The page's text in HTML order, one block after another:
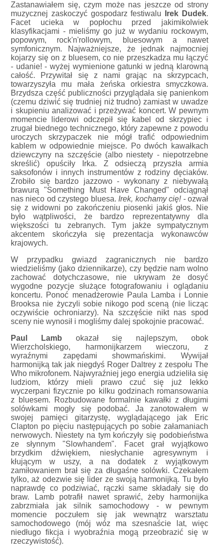
Zastanawiałem się, czym może nas jeszcze od strony
muzycznej zaskoczyć gospodarz festiwalu
Irek Dudek.
Facet ucieka w popłochu przed jakimikolwiek
klasyfikacjami - mieliśmy go już w wydaniu rockowym,
popowym, rock'n'rollowym, bluesowym a nawet
symfonicznym. Najważniejsze, że jednak najmocniej
kojarzy się on z bluesem, co nie przeszkadza mu łączyć
- udanie! - wyżej wymienione gatunki w jedną klarowną
całość. Przywitał się z nami grając na skrzypcach,
towarzyszyła mu mała żeńska orkiestra smyczkowa.
Brzydsza część publiczności przyglądała się panienkom
(czemu dziwić się trudniej niż trudno) zamiast w uwadze
i skupieniu analizować i przeżywać koncert. W pewnym
momencie liderowi odczepił się kabel od skrzypiec i
zrugał biednego technicznego, który zapewne z powodu
uroczych skrzypaczek nie mógł trafić odpowiednim
kablem w odpowiednie miejsce. Po dwóch kawałkach
dziewczyny na szczęście (albo niestety - niepotrzebne
skreślić) opuściły Irka. Z odsieczą przyszła armia
saksofonów i innych instrumentów z rodziny dęciaków.
Zrobiło się bardzo jazzowo - wykonany z niebywałą
brawurą "Something Must Have Changed" odciągnął
nas nieco od czystego bluesa. Irek, kochamy cię!- ozwał
się z widowni po zakończeniu piosenki jakiś głos. Nie
było wątpliwości, że bardzo reprezentatywny dla
większości tu zebranych. Tym jakże sympatycznym
akcentem skończyła się prezentacja wykonawców
krajowych.
W przypadku gwiazd zagranicznych nie bardzo
wiedzieliśmy (jako dziennikarze), czy będzie nam wolno
zachować dotychczasowe, nie ukrywam że dosyć
wygodne pozycje służące fotografowaniu i oglądaniu
koncertu. Ponoć menadżerowie Paula Lamba i Lonnie
Brooksa nie życzyli sobie nikogo pod sceną (nie licząc
oczywiście ochroniarzy). Na szczęście nikt nas spod
sceny nie wynosił i mogliśmy dalej spokojnie pracować.
Paul Lamb okazał się najlepszym, obok
Wierzcholskiego, harmonijkarzem wieczoru, z
wyraźnymi zapędami showmańskimi. Wywijał
harmonijką tak jak niegdyś Roger Daltrey z zespołu The
Who mikrofonem. Najwyraźniej jego energia udzieliła się
ludziom, którzy mieli prawo czuć się już lekko
wyczerpani fizycznie po kilku godzinach romansowania
z bluesem. Rozbudowane formalnie kawałki z długimi
solówkami mogły się podobać. Ja zanotowałem w
swojej pamięci gitarzystę, wyglądającego jak Eric
Clapton po pięciu następujących po sobie załamaniach
nerwowych. Niestety na tym kończyły się podobieństwa
ze słynnym "Slowhandem". Facet grał wyjątkowo
brzydkim dźwiękiem, niesłychanie agresywnym i
kłującym w uszy, a na dodatek z wyjątkowym
zamiłowaniem brał się za długaśne solówki. Czekałem
tylko, aż odezwie się lider ze swoją harmonijką. Tu było
naprawdę co podziwiać, rączki same składały się do
braw. Lamb potrafił nawet sprawić, żeby harmonijka
zabrzmiała jak silnik samochodowy - w pewnym
momencie poczułem się jak wewnątrz warsztatu
samochodowego (mój wóz ma szesnaście lat, więc
niedługo fikcja i wyobraźnia mogą przeobrazić się w
rzeczywistość).